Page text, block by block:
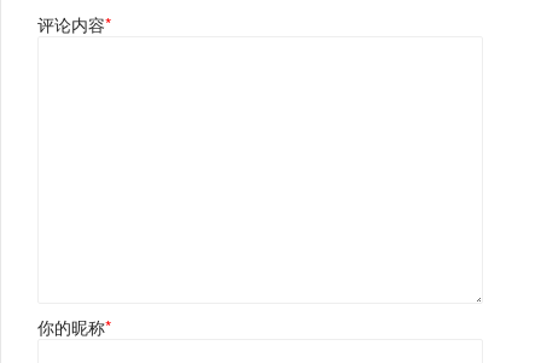
评论内容*
你的昵称*